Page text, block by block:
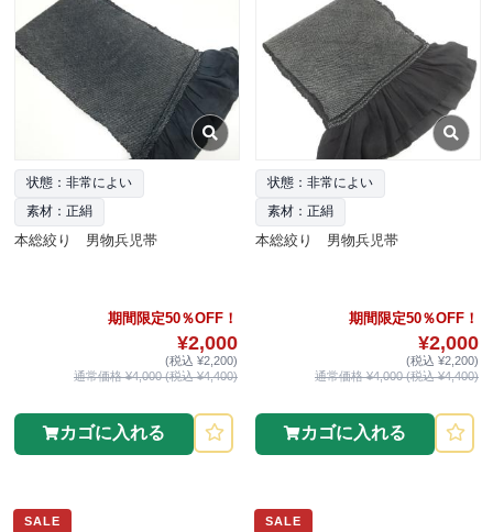
状態：非常によい
素材：正絹
本総絞り 男物兵児帯
期間限定50％OFF！
¥2,000
(税込 ¥2,200)
通常価格 ¥4,000 (税込 ¥4,400)
カゴに入れる
状態：非常によい
素材：正絹
本総絞り 男物兵児帯
期間限定50％OFF！
¥2,000
(税込 ¥2,200)
通常価格 ¥4,000 (税込 ¥4,400)
カゴに入れる
SALE SALE